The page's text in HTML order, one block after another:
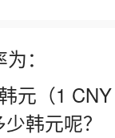
：
元（1
韩元呢？